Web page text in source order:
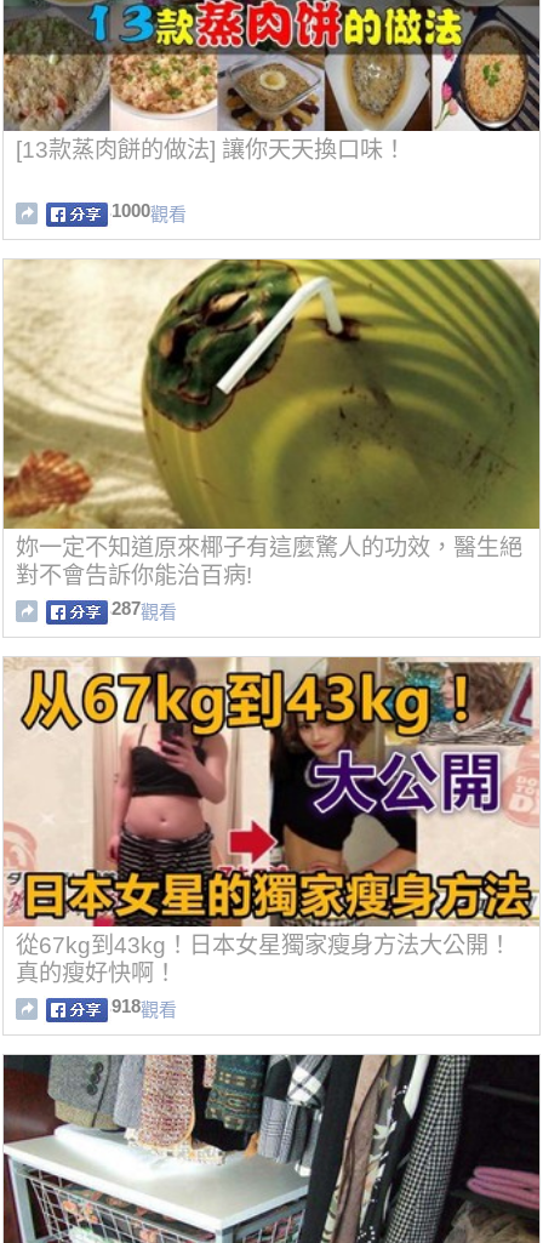
[13款蒸肉餅的做法] 讓你天天換口味！
1000觀看
妳一定不知道原來椰子有這麼驚人的功效，醫生絕
對不會告訴你能治百病!
287觀看
從67kg到43kg！日本女星獨家瘦身方法大公開！
真的瘦好快啊！
918觀看